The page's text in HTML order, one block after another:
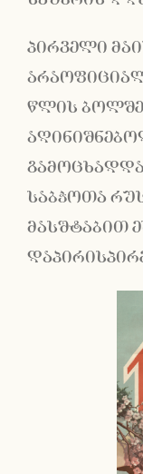
პირველი
წლის
საბჭოთა
მასშტაბით